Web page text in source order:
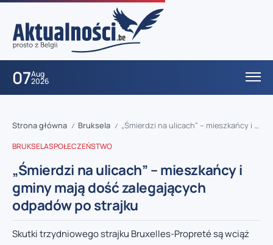
07Aug
2026
Strona główna / Bruksela / „Śmierdzi na ulicach” – mieszkańcy i gminy mają dość zalegających odpadów po strajku
BRUKSELASPOŁECZEŃSTWO
„Śmierdzi na ulicach” – mieszkańcy i
gminy mają dość zalegających
odpadów po strajku
Skutki trzydniowego strajku Bruxelles-Propreté są wciąż